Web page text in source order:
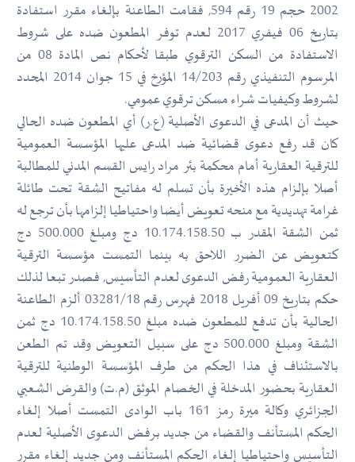
2002 حجم 19 رقم 594, فقامت الطاعنة بإلغاء مقرر استفادة
بتاريخ 06 فيفري 2017 لعدم توفر المطعون ضده على شروط
الاستفادة من السكن الترقوي طبقا لأحكام نص المادة 08 من
المرسوم التنفيذي رقم 14/203 المؤرخ في 15 جوان 2014 المحدد
لشروط وكيفيات شراء مسكن ترقوي عمومي.
حيث أن المدعى في الدعوى الأصلية (ع.ر) أي المطعون ضده الحالي
كان قد رفع دعوى قضائية ضد المدعى عليها المؤسسة العمومية
للترقية العقارية أمام محكمة بئر مراد رايس القسم المدني للمطالبة
أصلا بإلزام هذه الأخيرة بأن تسلم له مفاتيح الشقة تحت طائلة
غرامة تهديدية مع منحه تعويض أيضا واحتياطيا إلزامها بأن ترجع له
ثمن الشقة المقدر ب 10.174.158.50 دج ومبلغ 500.000 دج
كتعويض عن الضرر اللاحق به بينما التمست مؤسسة الترقية
العقارية العمومية رفض الدعوى لعدم التأسيس, فصدر تبعا لذلك
حكم بتاريخ 09 أفريل 2018 فهرس رقم 03281/18 ألزم الطاعنة
الحالية بأن تدفع للمطعون ضده مبلغ 10.174.158.50 دج ثمن
الشقة ومبلغ 500.000 دج على سبيل التعويض وقد تم الطعن
بالاستئناف في هذا الحكم من طرف المؤسسة الوطنية للترقية
العقارية بحضور المدخلة في الخصام الموثق (م.ت) والقرض الشعبي
الجزائري وكالة ميرة رمز 161 باب الوادى التمست أصلا إلغاء
الحكم المستأنف والقضاء من جديد برفض الدعوى الأصلية لعدم
التأسيس واحتياطيا إلغاء الحكم المستأنف ومن جديد إلغاء مقرر